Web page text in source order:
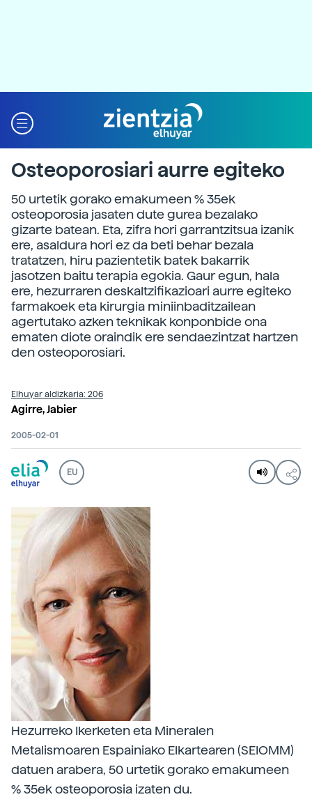
Osteoporosiari aurre egiteko
50 urtetik gorako emakumeen % 35ek
osteoporosia jasaten dute gurea bezalako
gizarte batean. Eta, zifra hori garrantzitsua izanik
ere, asaldura hori ez da beti behar bezala
tratatzen, hiru pazientetik batek bakarrik
jasotzen baitu terapia egokia. Gaur egun, hala
ere, hezurraren deskaltzifikazioari aurre egiteko
farmakoek eta kirurgia miniinbaditzailean
agertutako azken teknikak konponbide ona
ematen diote oraindik ere sendaezintzat hartzen
den osteoporosiari.
Elhuyar aldizkaria: 206
Agirre, Jabier
2005-02-01
EU
Hezurreko Ikerketen eta Mineralen
Metalismoaren Espainiako Elkartearen (SEIOMM)
datuen arabera, 50 urtetik gorako emakumeen
% 35ek osteoporosia izaten du.